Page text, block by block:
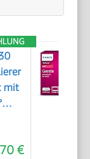
mit
€